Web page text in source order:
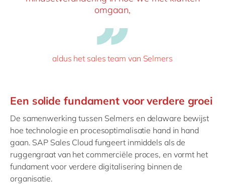
omgaan,
aldus het sales team van Selmers
Een solide fundament voor verdere groei
De samenwerking tussen Selmers en delaware bewijst
hoe technologie en procesoptimalisatie hand in hand
gaan. SAP Sales Cloud fungeert inmiddels als de
ruggengraat van het commerciële proces, en vormt het
fundament voor verdere digitalisering binnen de
organisatie.